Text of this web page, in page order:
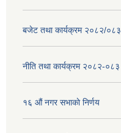
बजेट तथा कार्यक्रम २०८२/०८३
नीति तथा कार्यक्रम २०८२-०८३
१६ ‌औं नगर सभाकाे निर्णय